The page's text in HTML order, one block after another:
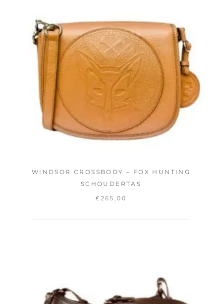
WINDSOR CROSSBODY – FOX HUNTING
SCHOUDERTAS
€ 265,00